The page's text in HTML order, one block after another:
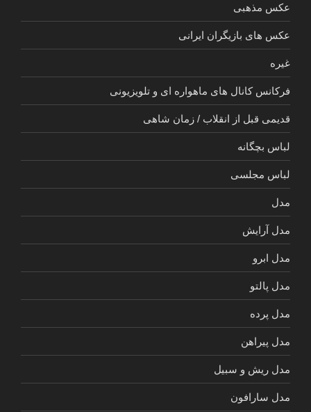
عکس مذهبی
عکس های بازیگران ایرانی
غیره
فرکانس کانال های ماهواره ای و تلویزیونی
قدیمی قبل از انقلاب / زمان شاهی
لباس بچگانه
لباس مجلسی
مدل
مدل آرایش
مدل ابرو
مدل پالتو
مدل پرده
مدل پیراهن
مدل ریش و سبیل
مدل سارافون